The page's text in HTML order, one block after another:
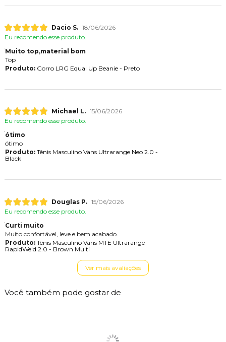
Dacio S. 18/06/2026
Eu recomendo esse produto.
Muito top,material bom
Top
Produto:Gorro LRG Equal Up Beanie - Preto
Michael L. 15/06/2026
Eu recomendo esse produto.
ótimo
ótimo
Produto:Tênis Masculino Vans Ultrarange Neo 2.0 -
Black
Douglas P. 15/06/2026
Eu recomendo esse produto.
Curti muito
Muito confortável, leve e bem acabado.
Produto:Tênis Masculino Vans MTE Ultrarange
RapidWeld 2.0 - Brown Multi
Ver mais avaliações
Você também pode gostar de